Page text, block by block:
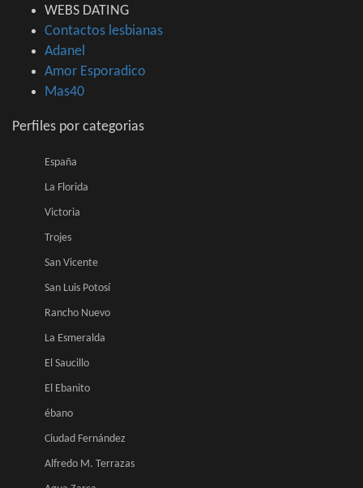
WEBS DATING
Contactos lesbianas
Adanel
Amor Esporadico
Mas40
Perfiles por categorias
España
La Florida
Victoria
Trojes
San Vicente
San Luis Potosí
Rancho Nuevo
La Esmeralda
El Saucillo
El Ebanito
ébano
Ciudad Fernández
Alfredo M. Terrazas